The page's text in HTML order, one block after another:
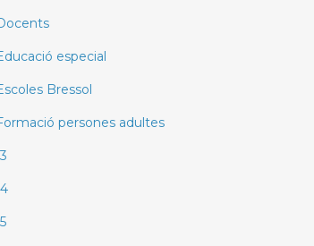
especial
Bressol
persones adultes